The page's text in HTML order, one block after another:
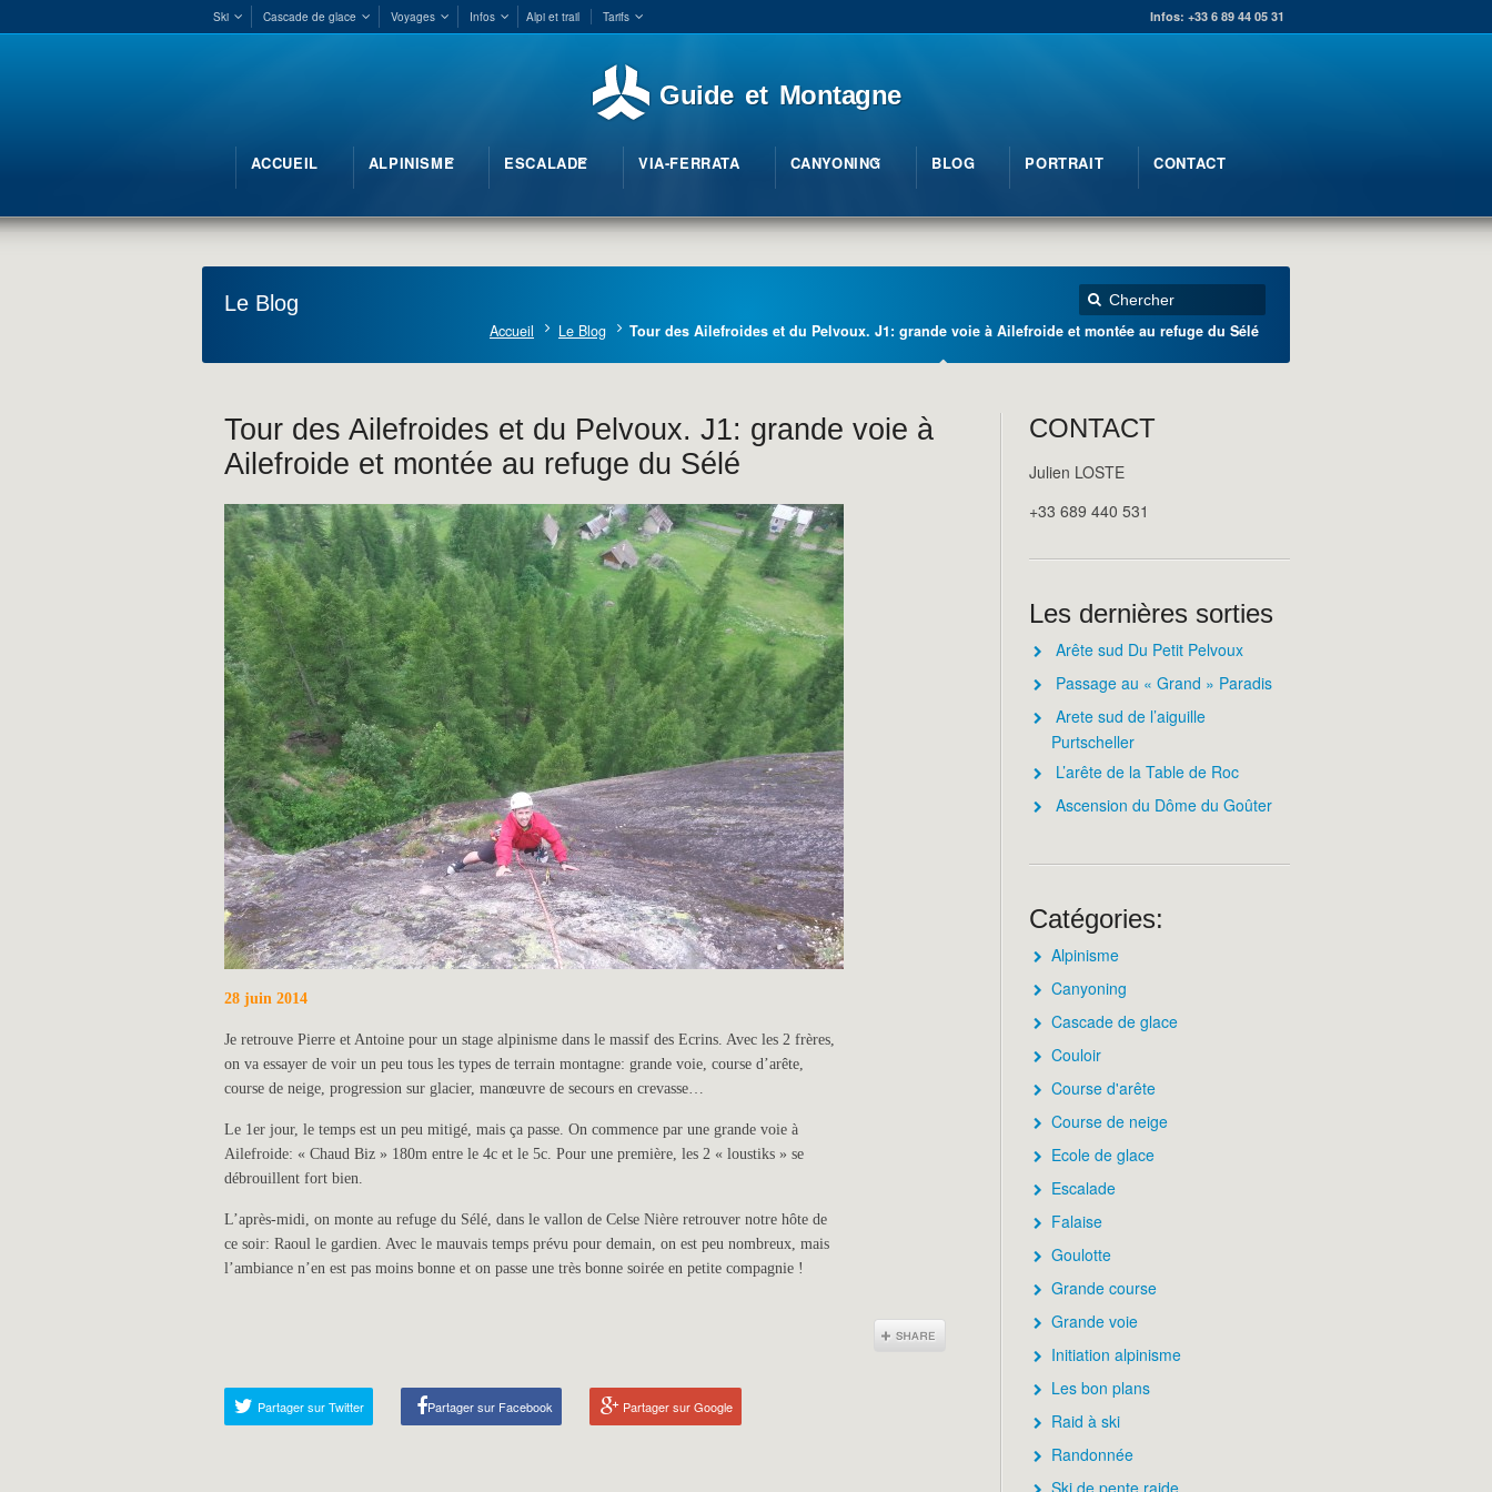
Ski Cascade de glace Voyages Infos Alpi et trail Tarifs Infos: +33 6 89 44 05 31
Guide et Montagne
ACCUEIL ALPINISME ESCALADE VIA-FERRATA CANYONING BLOG PORTRAIT CONTACT
Le Blog
Accueil Le Blog Tour des Ailefroides et du Pelvoux. J1: grande voie à Ailefroide et montée au refuge du Sélé
Tour des Ailefroides et du Pelvoux. J1: grande voie à
Ailefroide et montée au refuge du Sélé
28 juin 2014
Je retrouve Pierre et Antoine pour un stage alpinisme dans le massif des Ecrins. Avec les 2 frères,
on va essayer de voir un peu tous les types de terrain montagne: grande voie, course d’arête,
course de neige, progression sur glacier, manœuvre de secours en crevasse…
Le 1er jour, le temps est un peu mitigé, mais ça passe. On commence par une grande voie à
Ailefroide: « Chaud Biz » 180m entre le 4c et le 5c. Pour une première, les 2 « loustiks » se
débrouillent fort bien.
L’après-midi, on monte au refuge du Sélé, dans le vallon de Celse Nière retrouver notre hôte de
ce soir: Raoul le gardien. Avec le mauvais temps prévu pour demain, on est peu nombreux, mais
l’ambiance n’en est pas moins bonne et on passe une très bonne soirée en petite compagnie !
Partager sur Twitter Partager sur Facebook Partager sur Google
CONTACT
Julien LOSTE
+33 689 440 531
Les dernières sorties
Arête sud Du Petit Pelvoux
Passage au « Grand » Paradis
Arete sud de l’aiguille
Purtscheller
L’arête de la Table de Roc
Ascension du Dôme du Goûter
Catégories:
Alpinisme
Canyoning
Cascade de glace
Couloir
Course d'arête
Course de neige
Ecole de glace
Escalade
Falaise
Goulotte
Grande course
Grande voie
Initiation alpinisme
Les bon plans
Raid à ski
Randonnée
Ski de pente raide